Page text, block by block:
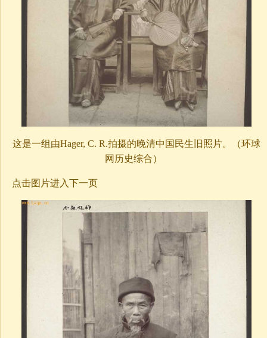
这是一组由Hager, C. R.拍摄的晚清中国民生旧照片。（环球
网历史综合）
点击图片进入下一页